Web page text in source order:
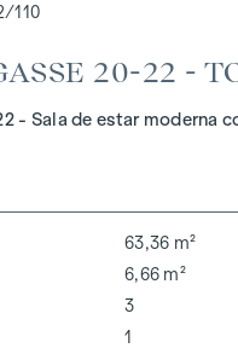
110
20-22 -
- Sala de estar moderna
63,36 m²
6,66 m²
3
1